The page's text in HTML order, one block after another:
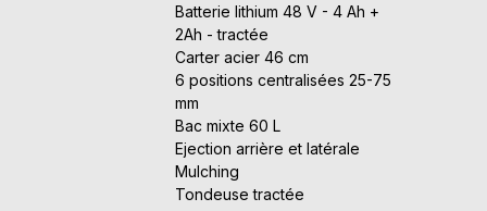
Batterie lithium 48 V - 4 Ah +
2Ah - tractée
Carter acier 46 cm
6 positions centralisées 25-75
mm
Bac mixte 60 L
Ejection arrière et latérale
Mulching
Tondeuse tractée